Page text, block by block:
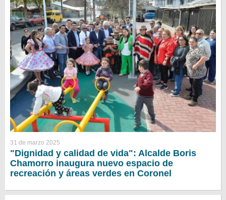
31 de marzo 2025
"Dignidad y calidad de vida": Alcalde Boris
Chamorro inaugura nuevo espacio de
recreación y áreas verdes en Coronel